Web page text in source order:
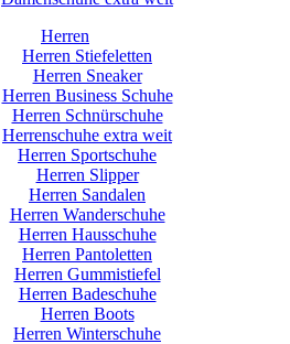
Herren
Herren Stiefeletten
Herren Sneaker
Herren Business Schuhe
Herren Schnürschuhe
Herrenschuhe extra weit
Herren Sportschuhe
Herren Slipper
Herren Sandalen
Herren Wanderschuhe
Herren Hausschuhe
Herren Pantoletten
Herren Gummistiefel
Herren Badeschuhe
Herren Boots
Herren Winterschuhe